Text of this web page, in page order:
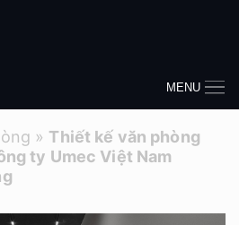
MENU
» Thiết kế văn phòng
ty Umec Việt Nam